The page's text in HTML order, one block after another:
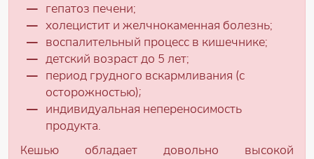
гепатоз печени;
холецистит и желчнокаменная болезнь;
воспалительный процесс в кишечнике;
детский возраст до 5 лет;
период грудного вскармливания (с
осторожностью);
индивидуальная непереносимость
продукта.
Кешью обладает довольно высокой